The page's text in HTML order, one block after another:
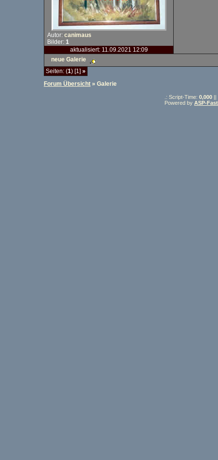
Autor: canimaus
Bilder: 1
aktualisiert: 11.09.2021 12:09
neue Galerie
Seiten: (1) [1] »
Forum Übersicht » Galerie
.: Script-Time: 0,000 ||
Powered by ASP-